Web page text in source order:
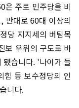
은 주로 민주당을 비
반대로 60대 이상의
당 지지세의 버팀목
보 우위의 구도로 바
됐습니다. '나이가 들
힘 등 보수정당의 인
니다.